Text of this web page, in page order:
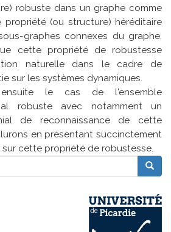
robuste dans un graphe comme
(ou structure) héréditaire
graphes connexes du graphe.
cette propriété de robustesse
naturelle dans le cadre de
sur les systèmes dynamiques.
le cas de l'ensemble
robuste avec notamment un
de reconnaissance de cette
en présentant succinctement
cette propriété de robustesse.